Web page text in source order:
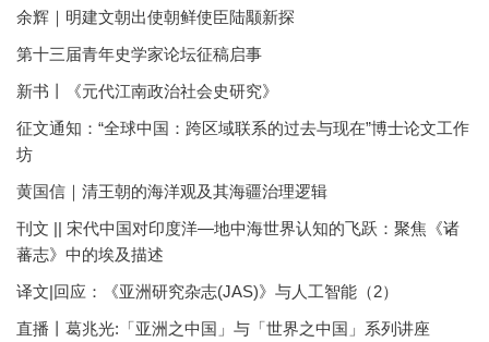
余辉｜明建文朝出使朝鲜使臣陆颙新探
第十三届青年史学家论坛征稿启事
新书丨《元代江南政治社会史研究》
征文通知：“全球中国：跨区域联系的过去与现在”博士论文工作
坊
黄国信｜清王朝的海洋观及其海疆治理逻辑
刊文 || 宋代中国对印度洋—地中海世界认知的飞跃：聚焦《诸
蕃志》中的埃及描述
译文|回应：《亚洲研究杂志(JAS)》与人工智能（2）
直播丨葛兆光:「亚洲之中国」与「世界之中国」系列讲座